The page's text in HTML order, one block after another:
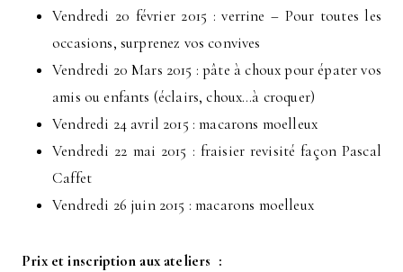
Vendredi 20 février 2015 : verrine – Pour toutes les
occasions, surprenez vos convives
Vendredi 20 Mars 2015 : pâte à choux pour épater vos
amis ou enfants (éclairs, choux…à croquer)
Vendredi 24 avril 2015 : macarons moelleux
Vendredi 22 mai 2015 : fraisier revisité façon Pascal
Caffet
Vendredi 26 juin 2015 : macarons moelleux
Prix et inscription aux ateliers :